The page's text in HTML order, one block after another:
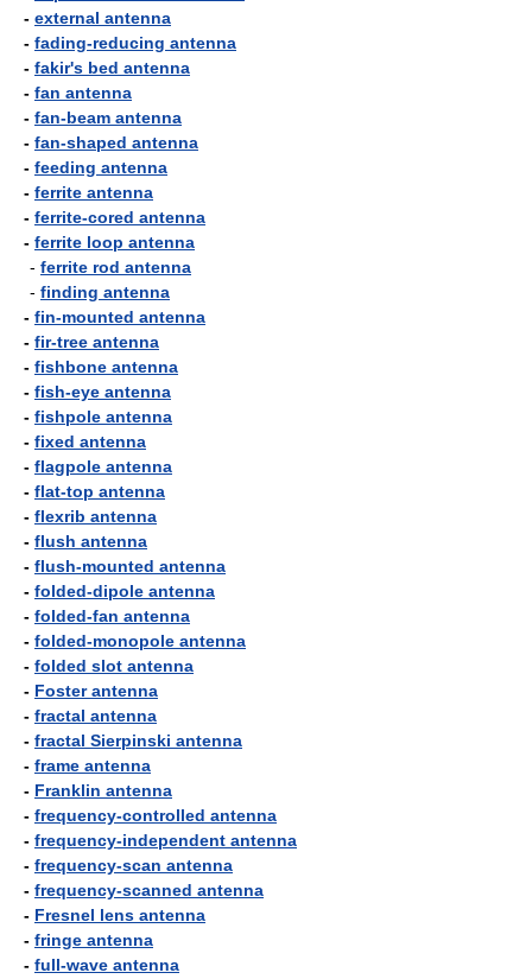
- external antenna
- fading-reducing antenna
- fakir's bed antenna
- fan antenna
- fan-beam antenna
- fan-shaped antenna
- feeding antenna
- ferrite antenna
- ferrite-cored antenna
- ferrite loop antenna
- ferrite rod antenna
- finding antenna
- fin-mounted antenna
- fir-tree antenna
- fishbone antenna
- fish-eye antenna
- fishpole antenna
- fixed antenna
- flagpole antenna
- flat-top antenna
- flexrib antenna
- flush antenna
- flush-mounted antenna
- folded-dipole antenna
- folded-fan antenna
- folded-monopole antenna
- folded slot antenna
- Foster antenna
- fractal antenna
- fractal Sierpinski antenna
- frame antenna
- Franklin antenna
- frequency-controlled antenna
- frequency-independent antenna
- frequency-scan antenna
- frequency-scanned antenna
- Fresnel lens antenna
- fringe antenna
- full-wave antenna